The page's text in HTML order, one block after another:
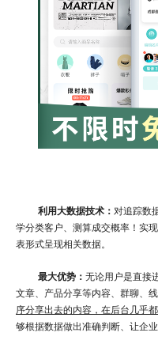
利用大数据技术： 对追踪数
学分类客户、测算成交概率！实
表形式呈现相关数据。
最大优势： 无论用户是直接
文章、产品分享等内容、群聊、线
序分享出去的内容，在后台几乎
够根据数据做出准确判断、让企